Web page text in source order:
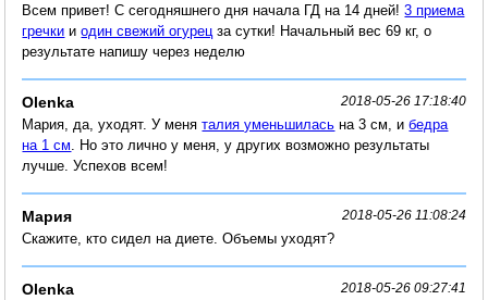
Всем привет! С сегодняшнего дня начала ГД на 14 дней!3 приема
гречки иодин свежий огурец за сутки! Начальный вес 69 кг, о
результате напишу через неделю
Olenka 2018-05-26 17:18:40
Мария, да, уходят. У меняталия уменьшилась на 3 см, ибедра
на 1 см . Но это лично у меня, у других возможно результаты
лучше. Успехов всем!
Мария 2018-05-26 11:08:24
Скажите, кто сидел на диете. Объемы уходят?
Olenka 2018-05-26 09:27:41